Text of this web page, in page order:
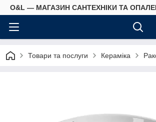
O&L — МАГАЗИН САНТЕХНІКИ ТА
Товари та послуги Кераміка